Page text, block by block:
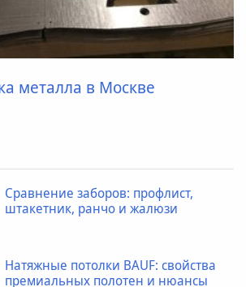
металла в Москве
Сравнение заборов: профлист,
штакетник, ранчо и жалюзи
Натяжные потолки BAUF: свойства
премиальных полотен и нюансы